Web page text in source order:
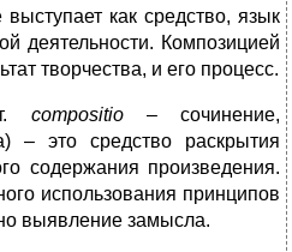
как средство, язык
деятельности. Композицией
творчества, и его процесс.
compositio– сочинение,
– это средство раскрытия
содержания произведения.
использования принципов
выявление замысла.